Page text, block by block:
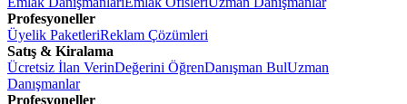
Profesyoneller
Üyelik PaketleriReklam Çözümleri
Satış & Kiralama
Ücretsiz İlan VerinDeğerini ÖğrenDanışman BulUzman
Danışmanlar
Profesyoneller